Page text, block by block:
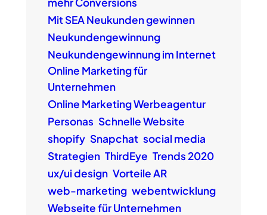
Mit SEA Neukunden gewinnen
Neukundengewinnung
Neukundengewinnung im Internet
Online Marketing für
Unternehmen
Online Marketing Werbeagentur
Personas Schnelle Website
shopify Snapchat social media
Strategien ThirdEye Trends 2020
ux/ui design Vorteile AR
web-marketing webentwicklung
Webseite für Unternehmen